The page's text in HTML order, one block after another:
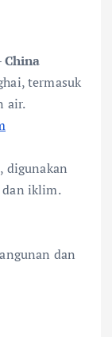
China
termasuk
air.
digunakan
dan iklim.
dan